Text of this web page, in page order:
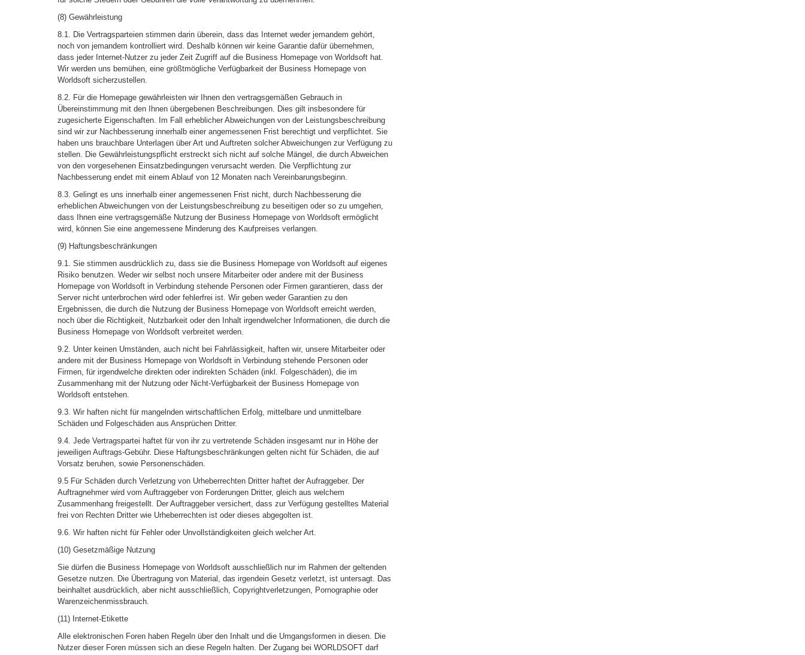
(8) Gewährleistung
8.1. Die Vertragsparteien stimmen darin überein, dass das Internet weder jemandem gehört,
noch von jemandem kontrolliert wird. Deshalb können wir keine Garantie dafür übernehmen,
dass jeder Internet-Nutzer zu jeder Zeit Zugriff auf die Business Homepage von Worldsoft hat.
Wir werden uns bemühen, eine größtmögliche Verfügbarkeit der Business Homepage von
Worldsoft sicherzustellen.
8.2. Für die Homepage gewährleisten wir Ihnen den vertragsgemäßen Gebrauch in
Übereinstimmung mit den Ihnen übergebenen Beschreibungen. Dies gilt insbesondere für
zugesicherte Eigenschaften. Im Fall erheblicher Abweichungen von der Leistungsbeschreibung
sind wir zur Nachbesserung innerhalb einer angemessenen Frist berechtigt und verpflichtet. Sie
haben uns brauchbare Unterlagen über Art und Auftreten solcher Abweichungen zur Verfügung zu
stellen. Die Gewährleistungspflicht erstreckt sich nicht auf solche Mängel, die durch Abweichen
von den vorgesehenen Einsatzbedingungen verursacht werden. Die Verpflichtung zur
Nachbesserung endet mit einem Ablauf von 12 Monaten nach Vereinbarungsbeginn.
8.3. Gelingt es uns innerhalb einer angemessenen Frist nicht, durch Nachbesserung die
erheblichen Abweichungen von der Leistungsbeschreibung zu beseitigen oder so zu umgehen,
dass Ihnen eine vertragsgemäße Nutzung der Business Homepage von Worldsoft ermöglicht
wird, können Sie eine angemessene Minderung des Kaufpreises verlangen.
(9) Haftungsbeschränkungen
9.1. Sie stimmen ausdrücklich zu, dass sie die Business Homepage von Worldsoft auf eigenes
Risiko benutzen. Weder wir selbst noch unsere Mitarbeiter oder andere mit der Business
Homepage von Worldsoft in Verbindung stehende Personen oder Firmen garantieren, dass der
Server nicht unterbrochen wird oder fehlerfrei ist. Wir geben weder Garantien zu den
Ergebnissen, die durch die Nutzung der Business Homepage von Worldsoft erreicht werden,
noch über die Richtigkeit, Nutzbarkeit oder den Inhalt irgendwelcher Informationen, die durch die
Business Homepage von Worldsoft verbreitet werden.
9.2. Unter keinen Umständen, auch nicht bei Fahrlässigkeit, haften wir, unsere Mitarbeiter oder
andere mit der Business Homepage von Worldsoft in Verbindung stehende Personen oder
Firmen, für irgendwelche direkten oder indirekten Schäden (inkl. Folgeschäden), die im
Zusammenhang mit der Nutzung oder Nicht-Verfügbarkeit der Business Homepage von
Worldsoft entstehen.
9.3. Wir haften nicht für mangelnden wirtschaftlichen Erfolg, mittelbare und unmittelbare
Schäden und Folgeschäden aus Ansprüchen Dritter.
9.4. Jede Vertragspartei haftet für von ihr zu vertretende Schäden insgesamt nur in Höhe der
jeweiligen Auftrags-Gebühr. Diese Haftungsbeschränkungen gelten nicht für Schäden, die auf
Vorsatz beruhen, sowie Personenschäden.
9.5 Für Schäden durch Verletzung von Urheberrechten Dritter haftet der Aufraggeber. Der
Auftragnehmer wird vom Auftraggeber von Forderungen Dritter, gleich aus welchem
Zusammenhang freigestellt. Der Auftraggeber versichert, dass zur Verfügung gestelltes Material
frei von Rechten Dritter wie Urheberrechten ist oder dieses abgegolten ist.
9.6. Wir haften nicht für Fehler oder Unvollständigkeiten gleich welcher Art.
(10) Gesetzmäßige Nutzung
Sie dürfen die Business Homepage von Worldsoft ausschließlich nur im Rahmen der geltenden
Gesetze nutzen. Die Übertragung von Material, das irgendein Gesetz verletzt, ist untersagt. Das
beinhaltet ausdrücklich, aber nicht ausschließlich, Copyrightverletzungen, Pornographie oder
Warenzeichenmissbrauch.
(11) Internet-Etikette
Alle elektronischen Foren haben Regeln über den Inhalt und die Umgangsformen in diesen. Die
Nutzer dieser Foren müssen sich an diese Regeln halten. Der Zugang bei WORLDSOFT darf